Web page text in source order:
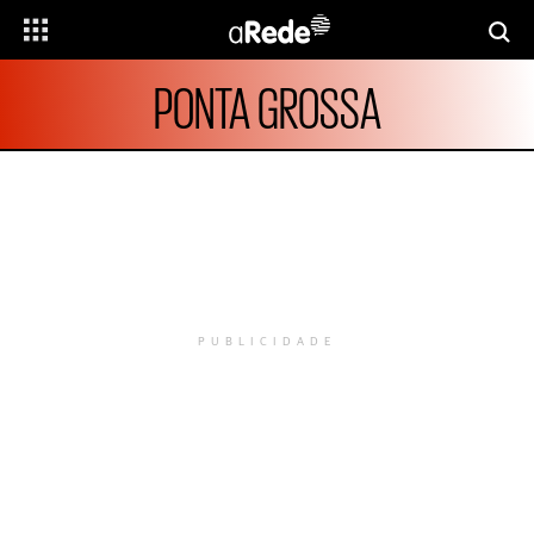
PONTA GROSSA
PUBLICIDADE